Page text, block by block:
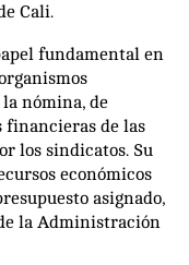
Cali.
fundamental en
nómina, de
de las
los sindicatos. Su
económicos
asignado,
la Administración